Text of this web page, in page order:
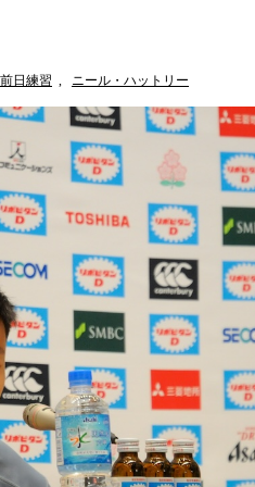
前日練習 , ニール・ハットリー